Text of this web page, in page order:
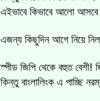
এইভাবে কিভাবে আলো আসবে
এজন্য কিছুদিন আগে নিয়ে
স্পীড জিপি থেকে বহুত
কিন্তু বাংলালিংক এ পাচ্ছি